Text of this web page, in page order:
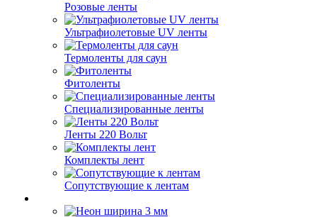
Розовые ленты
Ультрафиолетовые UV ленты
Термоленты для саун
Фитоленты
Специализированные ленты
Ленты 220 Вольт
Комплекты лент
Сопутствующие к лентам